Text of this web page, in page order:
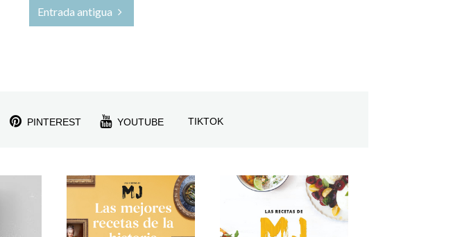
Entrada antigua
PINTEREST YOUTUBE TIKTOK